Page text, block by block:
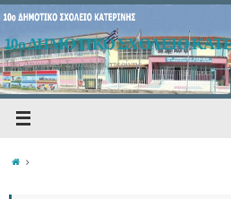
10ο ΔΗΜΟΤΙΚΟ ΣΧΟΛΕΙΟ
10ο Δημοτικό Σχολείο Κατερίνης